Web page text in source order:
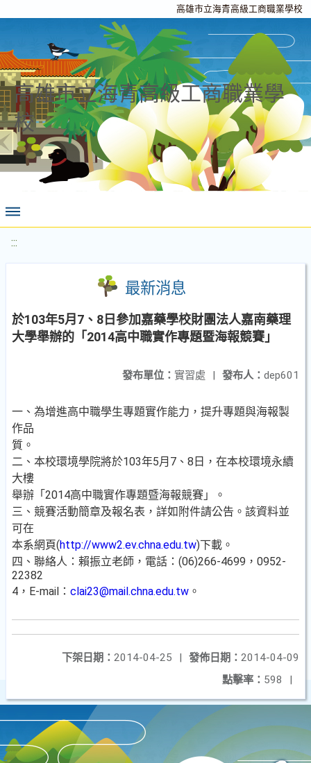
高雄市立海青高級工商職業學校
高雄市立海青高級工商職業學
校
:::
最新消息
於103年5月7、8日參加嘉藥學校財團法人嘉南藥理
大學舉辦的「2014高中職實作專題暨海報競賽」
發布人： dep601
發布單位： 實習處 |
一、為增進高中職學生專題實作能力，提升專題與海報製
作品
質。
二、本校環境學院將於103年5月7、8日，在本校環境永續
大樓
舉辦「2014高中職實作專題暨海報競賽」。
三、競賽活動簡章及報名表，詳如附件請公告。該資料並
可在
本系網頁(http://www2.ev.chna.edu.tw)下載。
四、聯絡人：賴振立老師，電話：(06)266-4699，0952-
22382
4，E-mail： clai23@mail.chna.edu.tw 。
發佈日期： 2014-04-09
下架日期： 2014-04-25
|
點擊率： 598 |